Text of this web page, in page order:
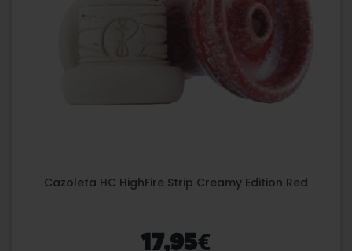
Cazoleta HC HighFire Strip Creamy Edition Red
17,95€